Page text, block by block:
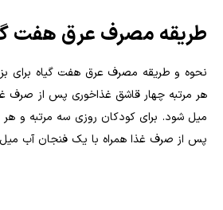
طریقه مصرف عرق هفت
نحوه و طریقه مصرف عرق هفت گیاه برای
هر مرتبه چهار قاشق غذاخوری پس از صرف
میل شود. برای کودکان روزی سه مرتبه و
پس از صرف غذا همراه با یک فنجان آب